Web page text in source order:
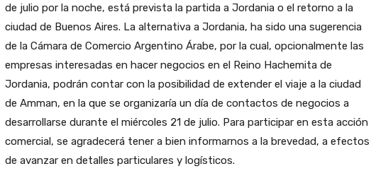
de julio por la noche, está prevista la partida a Jordania o el retorno a la
ciudad de Buenos Aires. La alternativa a Jordania, ha sido una sugerencia
de la Cámara de Comercio Argentino Árabe, por la cual, opcionalmente las
empresas interesadas en hacer negocios en el Reino Hachemita de
Jordania, podrán contar con la posibilidad de extender el viaje a la ciudad
de Amman, en la que se organizaría un día de contactos de negocios a
desarrollarse durante el miércoles 21 de julio. Para participar en esta acción
comercial, se agradecerá tener a bien informarnos a la brevedad, a efectos
de avanzar en detalles particulares y logísticos.